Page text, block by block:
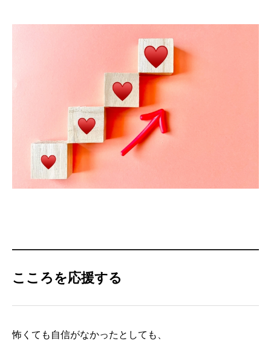
こころを応援する
怖くても自信がなかったとしても、